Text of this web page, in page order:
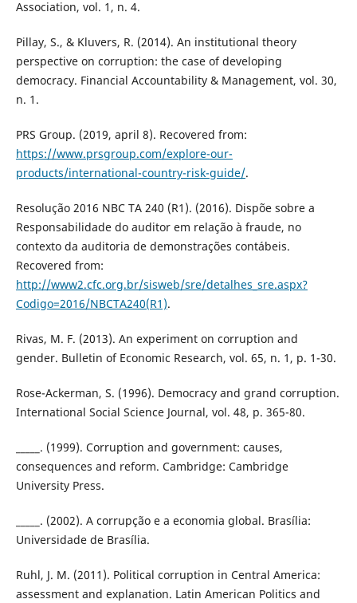
Association, vol. 1, n. 4.
Pillay, S., & Kluvers, R. (2014). An institutional theory
perspective on corruption: the case of developing
democracy. Financial Accountability & Management, vol. 30,
n. 1.
PRS Group. (2019, april 8). Recovered from:
https://www.prsgroup.com/explore-our-
products/international-country-risk-guide/.
Resolução 2016 NBC TA 240 (R1). (2016). Dispõe sobre a
Responsabilidade do auditor em relação à fraude, no
contexto da auditoria de demonstrações contábeis.
Recovered from:
http://www2.cfc.org.br/sisweb/sre/detalhes_sre.aspx?
Codigo=2016/NBCTA240(R1).
Rivas, M. F. (2013). An experiment on corruption and
gender. Bulletin of Economic Research, vol. 65, n. 1, p. 1-30.
Rose-Ackerman, S. (1996). Democracy and grand corruption.
International Social Science Journal, vol. 48, p. 365-80.
_____. (1999). Corruption and government: causes,
consequences and reform. Cambridge: Cambridge
University Press.
_____. (2002). A corrupção e a economia global. Brasília:
Universidade de Brasília.
Ruhl, J. M. (2011). Political corruption in Central America:
assessment and explanation. Latin American Politics and